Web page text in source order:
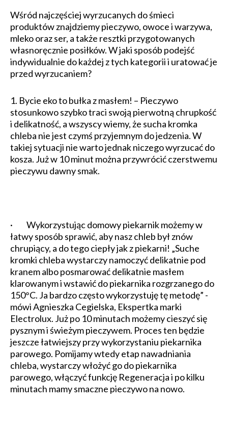
Wśród najczęściej wyrzucanych do śmieci
produktów znajdziemy pieczywo, owoce i warzywa,
mleko oraz ser, a także resztki przygotowanych
własnoręcznie posiłków. W jaki sposób podejść
indywidualnie do każdej z tych kategorii i uratować je
przed wyrzucaniem?
1. Bycie eko to bułka z masłem! – Pieczywo
stosunkowo szybko traci swoją pierwotną chrupkość
i delikatność, a wszyscy wiemy, że sucha kromka
chleba nie jest czymś przyjemnym do jedzenia. W
takiej sytuacji nie warto jednak niczego wyrzucać do
kosza. Już w 10 minut można przywrócić czerstwemu
pieczywu dawny smak.
· Wykorzystując domowy piekarnik możemy w
łatwy sposób sprawić, aby nasz chleb był znów
chrupiący, a do tego ciepły jak z piekarni! „Suche
kromki chleba wystarczy namoczyć delikatnie pod
kranem albo posmarować delikatnie masłem
klarowanym i wstawić do piekarnika rozgrzanego do
150°C. Ja bardzo często wykorzystuję tę metodę” -
mówi Agnieszka Cegielska, Ekspertka marki
Electrolux. Już po 10 minutach możemy cieszyć się
pysznym i świeżym pieczywem. Proces ten będzie
jeszcze łatwiejszy przy wykorzystaniu piekarnika
parowego. Pomijamy wtedy etap nawadniania
chleba, wystarczy włożyć go do piekarnika
parowego, włączyć funkcję Regeneracja i po kilku
minutach mamy smaczne pieczywo na nowo.